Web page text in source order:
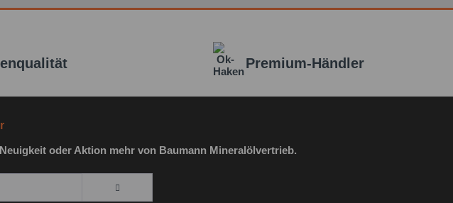
Premium-Händler
oder Aktion mehr von Baumann Mineralölvertrieb.